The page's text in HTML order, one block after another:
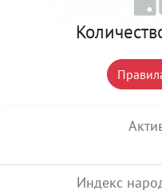
Индекс